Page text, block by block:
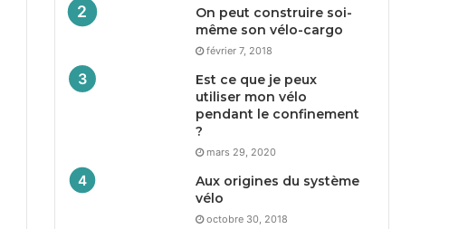
On peut construire soi-
même son vélo-cargo
février 7, 2018
Est ce que je peux
utiliser mon vélo
pendant le confinement
?
mars 29, 2020
Aux origines du système
vélo
octobre 30, 2018